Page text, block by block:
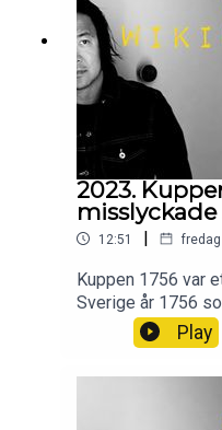
2023.
12:51 |
Kuppen 1756 var
Sverige år 1756
Lovisa Ulrika för
makt.Vad var det
Play